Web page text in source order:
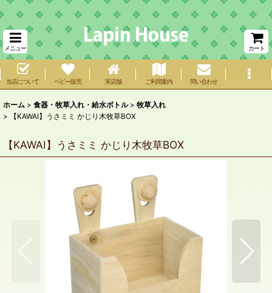
メニュー カート
当店について ベビー販売 実店舗 ご利用案内 問い合わせ
ホーム > 食器・牧草入れ・給水ボトル > 牧草入れ
>
【KAWAI】うさミミ かじり木牧草BOX
【KAWAI】うさミミ かじり木牧草BOX